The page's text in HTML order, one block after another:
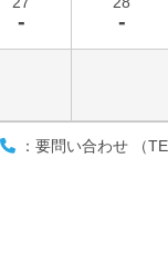
- -
：要問い合わせ （